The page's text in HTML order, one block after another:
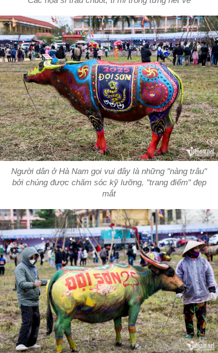
Người dân ở Hà Nam gọi vui đây là những "nàng trâu"
bởi chúng được chăm sóc kỹ lưỡng, "trang điểm" đẹp
mắt